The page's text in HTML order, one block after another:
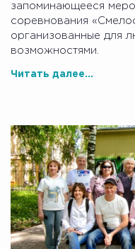
запоминающееся
соревнования
организованные для
возможностями.
Читать далее...